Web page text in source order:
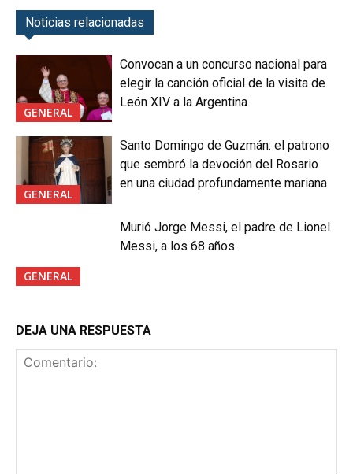
Noticias relacionadas
GENERAL
Convocan a un concurso nacional para
elegir la canción oficial de la visita de
León XIV a la Argentina
GENERAL
Santo Domingo de Guzmán: el patrono
que sembró la devoción del Rosario
en una ciudad profundamente mariana
GENERAL
Murió Jorge Messi, el padre de Lionel
Messi, a los 68 años
DEJA UNA RESPUESTA